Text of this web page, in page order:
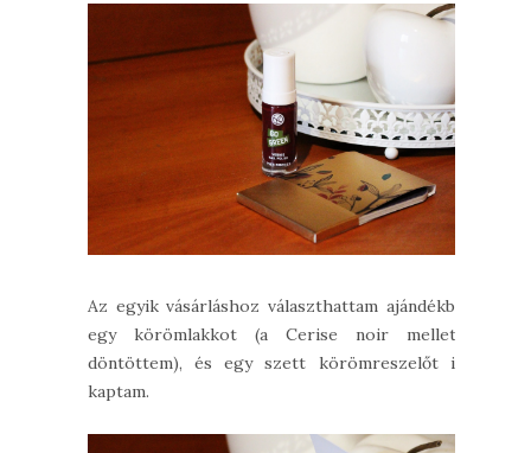
Az egyik vásárláshoz választhattam ajándékba
egy körömlakkot (a Cerise noir mellett
döntöttem), és egy szett körömreszelőt is
kaptam.